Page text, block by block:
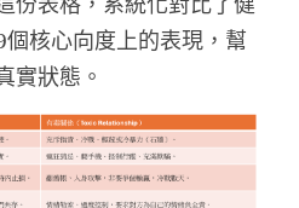
核心向度上的表現，幫
實狀態。